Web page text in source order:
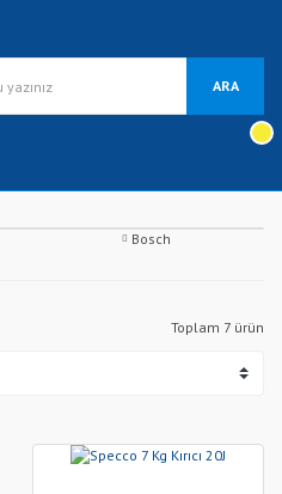
ARA
Bosch
Toplam 7 ürün